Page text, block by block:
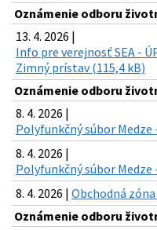
Oznámenie odboru
13. 4. 2026 |
Info pre verejnosť SEA -
Zimný prístav (115,4 kB)
Oznámenie odboru
8. 4. 2026 |
Polyfunkčný súbor Medze
8. 4. 2026 |
Polyfunkčný súbor Medze
8. 4. 2026 | Obchodná
Oznámenie odboru